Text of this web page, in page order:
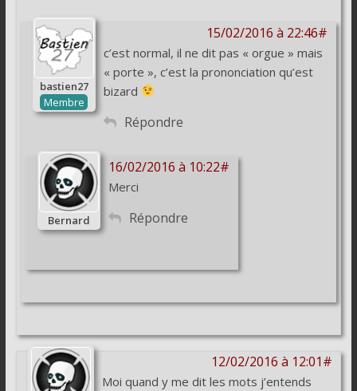
15/02/2016 à 22:46#
bastien27
Membre
c’est normal, il ne dit pas « orgue » mais
« porte », c’est la prononciation qu’est
bizard
Répondre
16/02/2016 à 10:22#
Bernard
Merci
Répondre
12/02/2016 à 12:01#
Moi quand y me dit les mots j’entends